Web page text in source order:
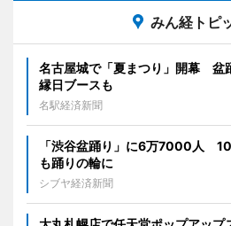
みん経トピ
名古屋城で「夏まつり」開幕 盆
縁日ブースも
名駅経済新聞
「渋谷盆踊り」に6万7000人
も踊りの輪に
シブヤ経済新聞